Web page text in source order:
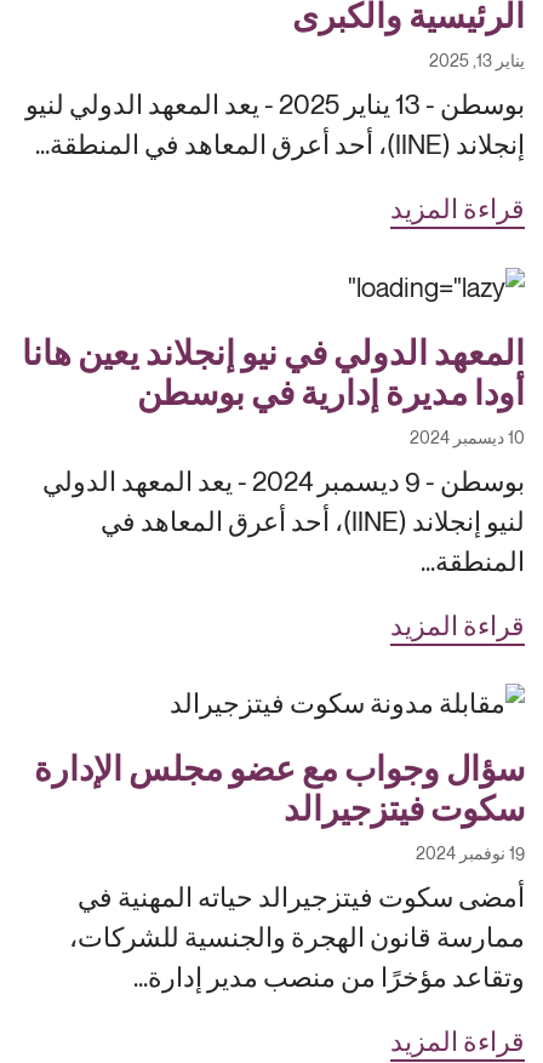
الرئيسية والكبرى
يناير 13, 2025
بوسطن - 13 يناير 2025 - يعد المعهد الدولي لنيو
إنجلاند (IINE)، أحد أعرق المعاهد في المنطقة...
قراءة المزيد
المعهد الدولي في نيو إنجلاند يعين هانا
أودا مديرة إدارية في بوسطن
10 ديسمبر 2024
بوسطن - 9 ديسمبر 2024 - يعد المعهد الدولي
لنيو إنجلاند (IINE)، أحد أعرق المعاهد في
المنطقة...
قراءة المزيد
سؤال وجواب مع عضو مجلس الإدارة
سكوت فيتزجيرالد
19 نوفمبر 2024
أمضى سكوت فيتزجيرالد حياته المهنية في
ممارسة قانون الهجرة والجنسية للشركات،
وتقاعد مؤخرًا من منصب مدير إدارة...
قراءة المزيد